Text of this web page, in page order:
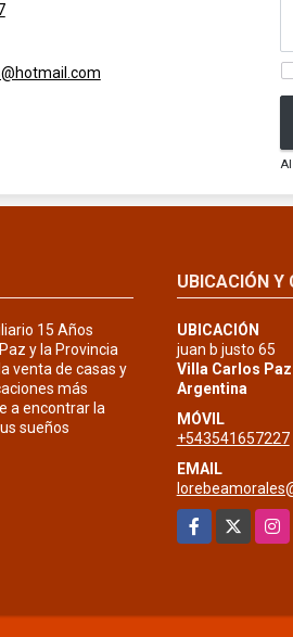
15 Años
y la Provincia
venta de casas y
más
a encontrar la
sueños
UBICACIÓN Y
UBICACIÓN
juan b justo 65
Villa Carlos
Argentina
MÓVIL
+543541657227
EMAIL
Facebook